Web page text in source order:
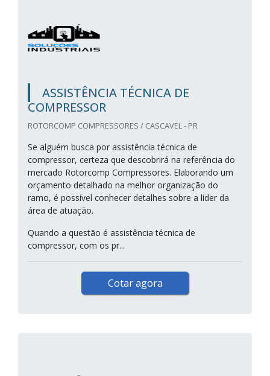
ASSISTÊNCIA TÉCNICA DE
COMPRESSOR
ROTORCOMP COMPRESSORES / CASCAVEL - PR
Se alguém busca por assistência técnica de
compressor, certeza que descobrirá na referência do
mercado Rotorcomp Compressores. Elaborando um
orçamento detalhado na melhor organização do
ramo, é possível conhecer detalhes sobre a líder da
área de atuação.
Quando a questão é assistência técnica de
compressor, com os pr...
Cotar agora